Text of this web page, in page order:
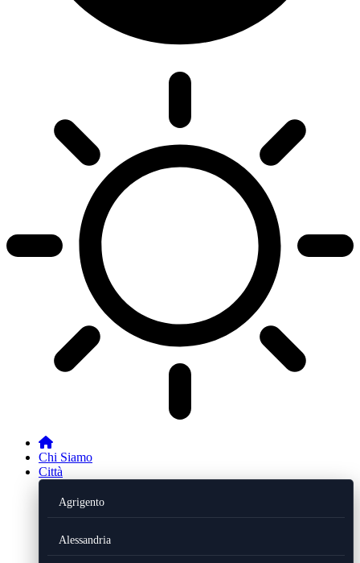
Chi Siamo
Città
Agrigento
Alessandria